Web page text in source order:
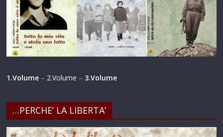
1.Volume – 2.Volume – 3.Volume
…PERCHE’ LA LIBERTA’